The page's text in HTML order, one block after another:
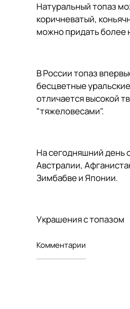
Натуральный топаз
коричневатый,
можно придать более
В России топаз
бесцветные
отличается высокой
"тяжеловесами".
На сегодняшний день
Австралии,
Зимбабве и Японии.
Украшения с топазом
Комментарии